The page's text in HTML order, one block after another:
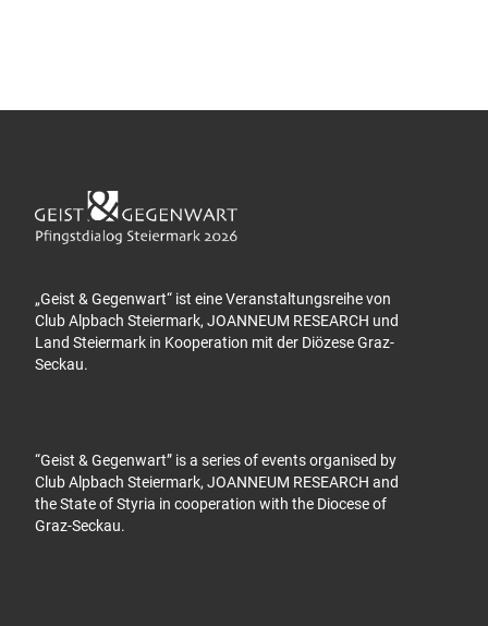
„Geist & Gegenwart“ ist eine Veranstaltungsreihe von
Club Alpbach Steiermark, JOANNEUM RESEARCH und
Land Steiermark in Kooperation mit der Diözese Graz-
Seckau.
“Geist & Gegenwart” is a series of events organised by
Club Alpbach Steiermark, JOANNEUM RESEARCH and
the State of Styria in cooperation with the Diocese of
Graz-Seckau.